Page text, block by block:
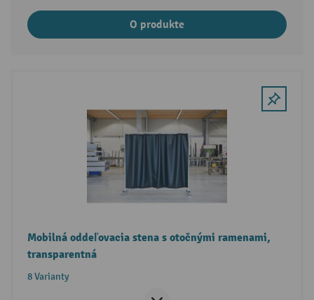
O produkte
Mobilná oddeľovacia stena s otočnými ramenami,
transparentná
8 Varianty